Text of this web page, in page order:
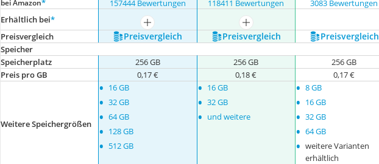
bei Amazon* 157444 Bewertungen 118411 Bewertungen 3083 Bewertungen
Erhältlich bei*
mehr anzeigen mehr anzeigen
Preis­vergleich
Preis­vergleich Preis­vergleich Preis­vergleich
Speicher
Speicherplatz
256 GB 256 GB 256 GB
Preis pro GB
0,17 € 0,18 € 0,17 €
Weitere Speichergrößen
• 16 GB
• 32 GB
• 64 GB
• 128 GB
• 512 GB
• 16 GB
• 32 GB
• und weitere
• 8 GB
• 16 GB
• 32 GB
• 64 GB
• weitere Varianten
erhältlich